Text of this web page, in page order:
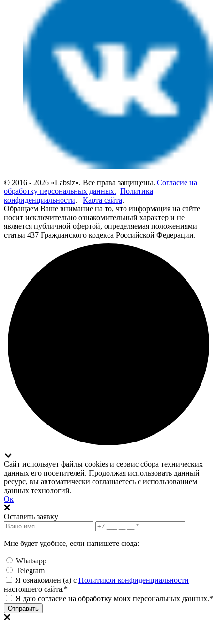
© 2016 - 2026 «Labsiz». Все права защищены. Согласие на
обработку персональных данных. Политика
конфиденциальности. Карта сайта.
Обращаем Ваше внимание на то, что информация на сайте
носит исключительно ознакомительный характер и не
является публичной офертой, определяемая положениями
статьи 437 Гражданского кодекса Российской Федерации.
Сайт использует файлы cookies и сервис сбора технических
данных его посетителей. Продолжая использовать данный
ресурс, вы автоматически соглашаетесь с использованием
данных технологий.
Ок
Оставить заявку
Мне будет удобнее, если напишете сюда:
Whatsapp
Telegram
Я ознакомлен (а) с Политикой конфиденциальности
настоящего сайта.*
Я даю согласие на обработку моих персональных данных.*
Отправить